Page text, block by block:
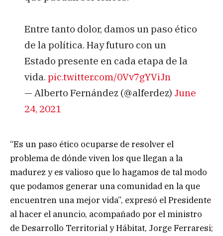
Entre tanto dolor, damos un paso ético
de la política. Hay futuro con un
Estado presente en cada etapa de la
vida. pic.twitter.com/0Vv7gYViJn
— Alberto Fernández (@alferdez) June
24, 2021
“Es un paso ético ocuparse de resolver el
problema de dónde viven los que llegan a la
madurez y es valioso que lo hagamos de tal modo
que podamos generar una comunidad en la que
encuentren una mejor vida”, expresó el Presidente
al hacer el anuncio, acompañado por el ministro
de Desarrollo Territorial y Hábitat, Jorge Ferraresi;